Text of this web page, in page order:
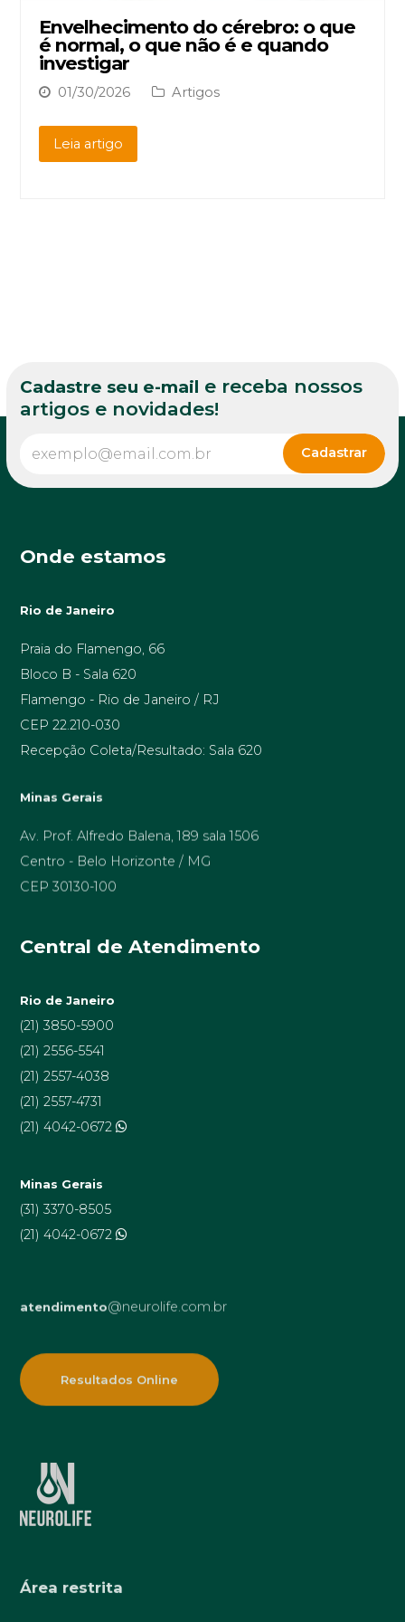
Envelhecimento do cérebro: o que
é normal, o que não é e quando
investigar
01/30/2026 Artigos
Leia artigo
Cadastre seu e-mail e receba nossos
artigos e novidades!
Área restrita
Onde estamos
Rio de Janeiro
Praia do Flamengo, 66
Bloco B - Sala 620
Flamengo - Rio de Janeiro / RJ
CEP 22.210-030
Recepção Coleta/Resultado: Sala 620
Minas Gerais
Av. Prof. Alfredo Balena, 189 sala 1506
Centro - Belo Horizonte / MG
CEP 30130-100
Central de Atendimento
Rio de Janeiro
(21) 3850-5900
(21) 2556-5541
(21) 2557-4038
(21) 2557-4731
(21) 4042-0672
Minas Gerais
(31) 3370-8505
(21) 4042-0672
atendimento@neurolife.com.br